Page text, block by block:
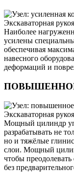
Наиболее
усилены
обеспечивая
навесного
деформаций и
Мощный цилиндр
разрабатывать не
но и тяжёлые
слои. Мощный
чтобы
без